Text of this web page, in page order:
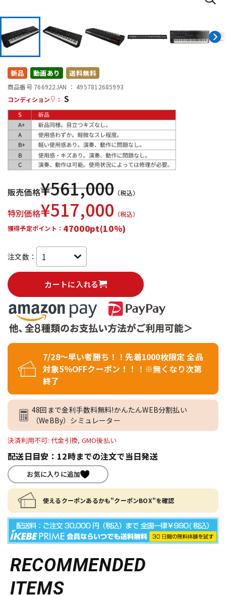
配信/ライブ機器 楽器アクセサリ
中古
新品 動画あり 送料無料
商品番号 766922JAN ： 4957812685993
コンディション
： S
販売価格¥561,000 （税込）
特別価格¥517,000 （税込）
獲得予定ポイント： 47000pt(10%)
注文数：
カートに入れる
7/28～早い者勝ち！！先着1000枚限定 全品
対象5％OFFクーポン！！！※無くなり次第
終了
48回まで金利手数料無料!かんたんWEB分割払い
（WeBBy）シミュレーター
決済利用不可: 代金引換, GMO後払い
配送日目安：12時までの注文で当日発送
お気に入りに追加
使えるクーポンあるかも"クーポンBOX"を確認
RECOMMENDED
ITEMS